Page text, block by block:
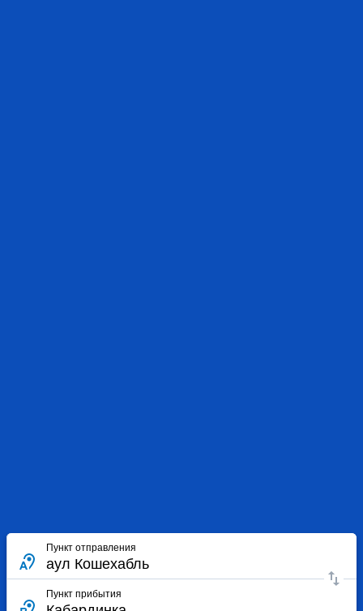
Пункт отправления
Пункт прибытия